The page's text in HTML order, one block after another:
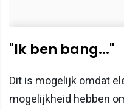
"Ik ben bang..."
Dit is mogelijk omdat
mogelijkheid hebben